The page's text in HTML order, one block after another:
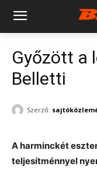
Győzött a
Belletti
Szerző:
A harminckét
teljesítménnyel